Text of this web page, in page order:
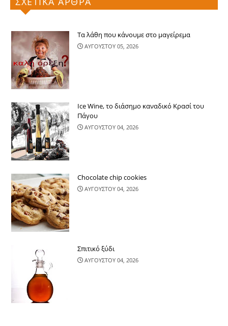
Τα λάθη που κάνουμε στο μαγείρεμα
ΑΥΓΟΥΣΤΟΥ 05, 2026
Ice Wine, το διάσημο καναδικό Κρασί του
Πάγου
ΑΥΓΟΥΣΤΟΥ 04, 2026
Chocolate chip cookies
ΑΥΓΟΥΣΤΟΥ 04, 2026
Σπιτικό ξύδι
ΑΥΓΟΥΣΤΟΥ 04, 2026